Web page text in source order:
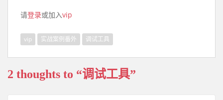
请登录或加入vip
vip 实战案例番外 调试工具
2 thoughts to “调试工具”